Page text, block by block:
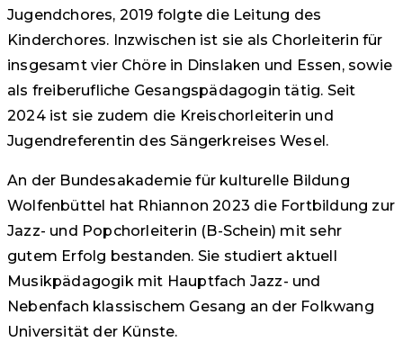
Jugendchores, 2019 folgte die Leitung des
Kinderchores. Inzwischen ist sie als Chorleiterin für
insgesamt vier Chöre in Dinslaken und Essen, sowie
als freiberufliche Gesangspädagogin tätig. Seit
2024 ist sie zudem die Kreischorleiterin und
Jugendreferentin des Sängerkreises Wesel.
An der Bundesakademie für kulturelle Bildung
Wolfenbüttel hat Rhiannon 2023 die Fortbildung zur
Jazz- und Popchorleiterin (B-Schein) mit sehr
gutem Erfolg bestanden. Sie studiert aktuell
Musikpädagogik mit Hauptfach Jazz- und
Nebenfach klassischem Gesang an der Folkwang
Universität der Künste.